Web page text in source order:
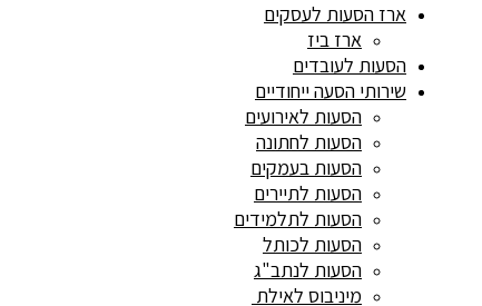
ארז הסעות לעסקים
ארז ביז
הסעות לעובדים
שירותי הסעה ייחודיים
הסעות לאירועים
הסעות לחתונה
הסעות בעמקים
הסעות לתיירים
הסעות לתלמידים
הסעות לכותל
הסעות לנתב"ג
מיניבוס לאילת